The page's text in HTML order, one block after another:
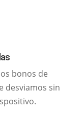
bonos de
desviamos sin